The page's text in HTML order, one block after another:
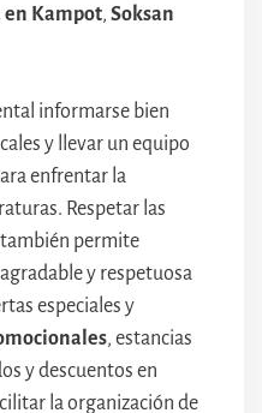
en Kampot, Soksan
informarse bien
y llevar un equipo
enfrentar la
Respetar las
también permite
y respetuosa
especiales y
, estancias
y descuentos en
la organización de